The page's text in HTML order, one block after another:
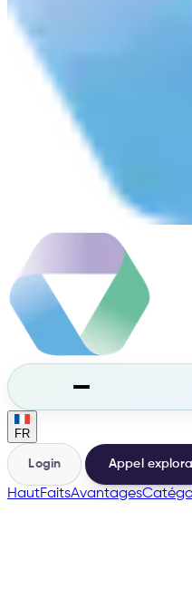
FR
Login Appel
HautFaitsAvantages